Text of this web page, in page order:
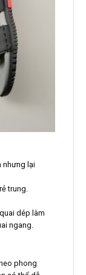
nhưng lại
trung.
dép làm
ngang.
phong